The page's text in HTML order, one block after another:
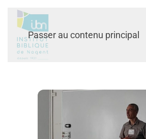
Passer au contenu principal